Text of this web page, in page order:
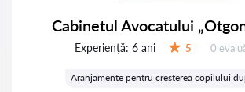
Cabinetul Avocatului
Experiență: 6 ani 5 0
Aranjamente pentru creșterea copilului